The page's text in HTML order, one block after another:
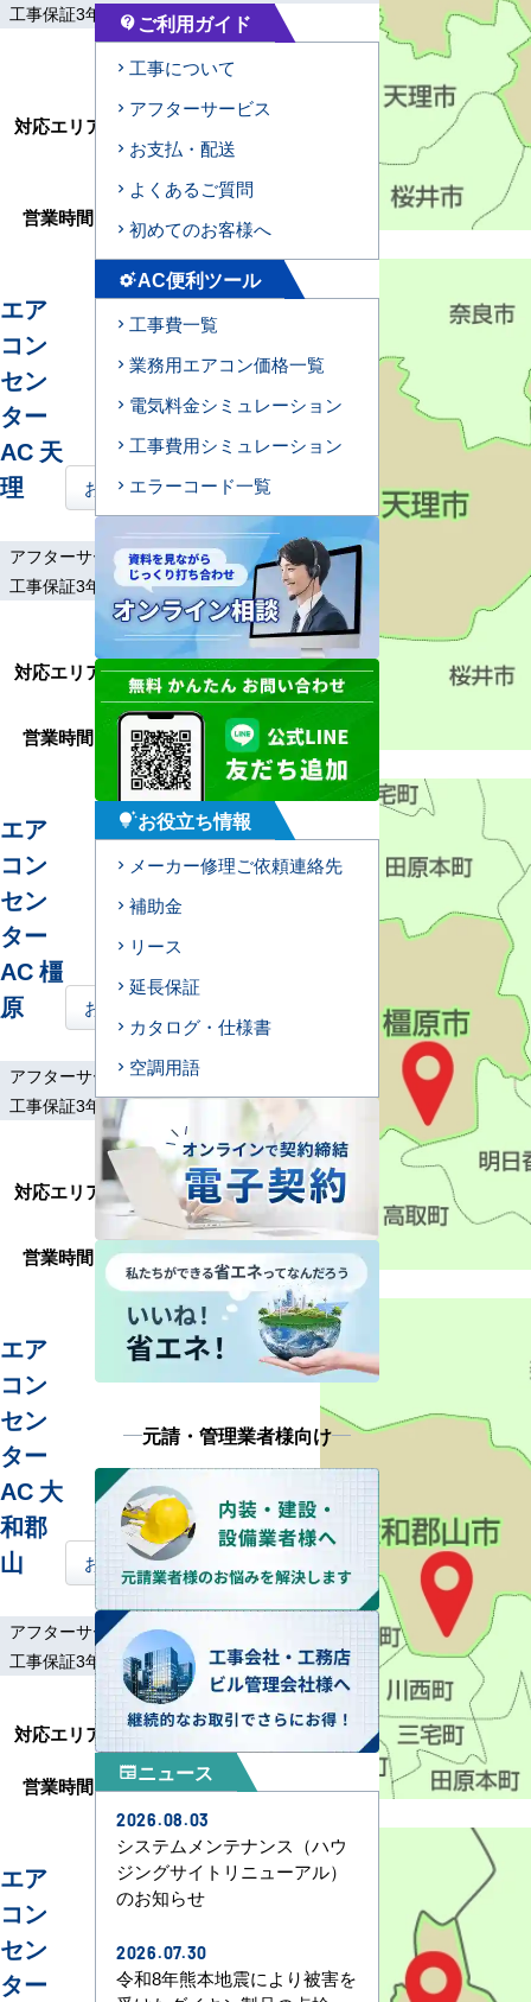
工事保証3年
対応エリア
大和郡山市、天理
市、宇陀市、山添
村、伊賀市、木津川
市、笠置町、精華
町、南山城村
営業時間
9:00～17:30
エア
コン
セン
ター
AC 天
理
お問い合わせはこちら
アフターサービス
土日祝工事
工事保証3年
対応エリア
奈良市、大和郡山
市、桜井市、川西
町、三宅町、田原本
町
営業時間
9:00～17:30
エア
コン
セン
ター
AC 橿
原
お問い合わせはこちら
アフターサービス
土日祝工事
工事保証3年
対応エリア
大和高田市、桜井
市、御所市、田原本
町、高取町、明日香
村、広陵町
営業時間
9:00～17:30
エア
コン
セン
ター
AC 大
和郡
山
お問い合わせはこちら
アフターサービス
土日祝工事
工事保証3年
対応エリア
奈良市、天理市、生
駒市、斑鳩町、安堵
町、川西町
営業時間
9:00～17:30
エア
コン
セン
ター
contact_support ご利用ガイド
工事について
アフターサービス
お支払・配送
よくあるご質問
初めてのお客様へ
settings_suggestAC便利ツール
工事費一覧
業務用エアコン価格一覧
電気料金シミュレーション
工事費用シミュレーション
エラーコード一覧
tips_and_updatesお役立ち情報
メーカー修理ご依頼連絡先
補助金
リース
延長保証
カタログ・仕様書
空調用語
元請・管理業者様向け
newspaperニュース
2026.08.03
システムメンテナンス（ハウ
ジングサイトリニューアル）
のお知らせ
2026.07.30
令和8年熊本地震により被害を